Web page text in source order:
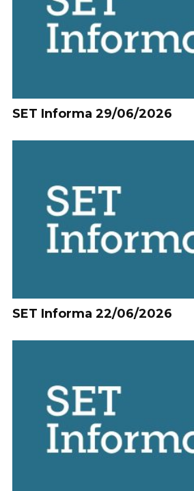
SET Informa 29/06/2026
SET Informa 22/06/2026